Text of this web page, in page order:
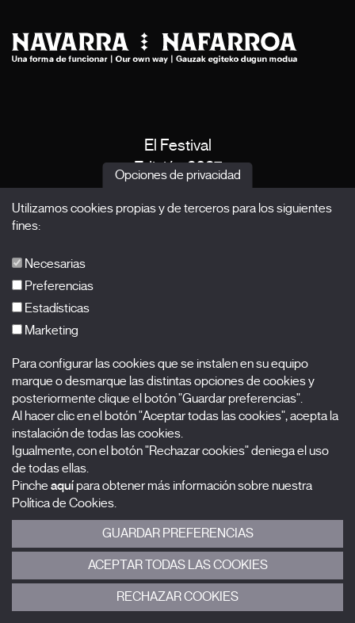
El Festival
Edición 2027
Acreditaciones
Nombre
Apellidos
Correo electrónico
Selecciona una categoría
0 listas seleccionadas
Acepto términos, condiciones ypolítica de privacidad
Opciones de privacidad
Utilizamos cookies propias y de terceros para los siguientes
fines:
Necesarias
Preferencias
Estadísticas
Marketing
Para configurar las cookies que se instalen en su equipo
marque o desmarque las distintas opciones de cookies y
posteriormente clique el botón "Guardar preferencias".
Al hacer clic en el botón "Aceptar todas las cookies", acepta la
instalación de todas las cookies.
Igualmente, con el botón "Rechazar cookies" deniega el uso
de todas ellas.
Pinche aquí para obtener más información sobre nuestra
Política de Cookies.
GUARDAR PREFERENCIAS
ACEPTAR TODAS LAS COOKIES
RECHAZAR COOKIES